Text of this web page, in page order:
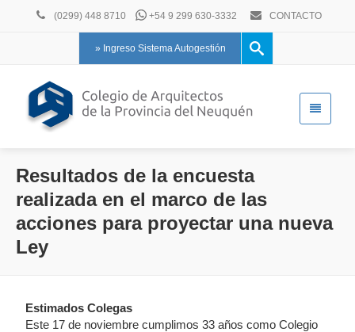
(0299) 448 8710 +54 9 299 630-3332 CONTACTO
» Ingreso Sistema Autogestión
Resultados de la encuesta
realizada en el marco de las
acciones para proyectar una nueva
Ley
Estimados Colegas
Este 17 de noviembre cumplimos 33 años como Colegio